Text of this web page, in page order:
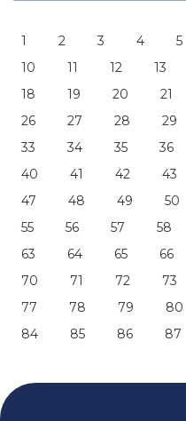
1 2 3 4 5
10
11 12 13
18
19 20 21
26
27 28 29
33
34 35 36
40
41 42 43
47
48 49 50
55
56 57 58
63
64 65 66
70
71 72 73
77
78 79 80
84
85 86 87